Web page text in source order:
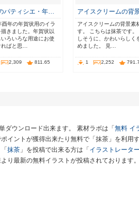
パティシエ・年…
酉年の年賀状用のイラ
描きました。年賀状以
ろいろな用途にお使
ばと思…
2,309 811.65
アイスクリームの背
アイスクリームの背景素
す。 こちらは抹茶です。
しそうに、かわいらしく
めました。 見…
1 2,252 791.7
ダウンロード出来ます。 素材ラボは「 無料 イ
イントが獲得出来たり無料で「抹茶」を利用す
抹茶 」を投稿で出来る方は「 イラストレータ
り最新の無料イラストが投稿されております。